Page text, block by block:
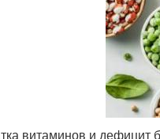
витаминов и дефицит